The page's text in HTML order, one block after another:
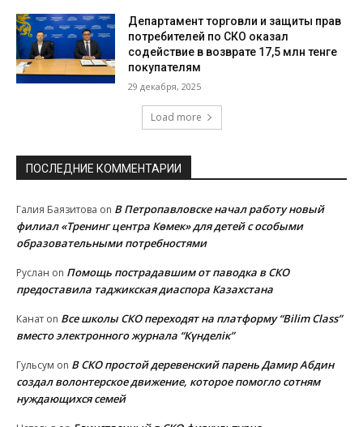
Департамент торговли и защиты прав
потребителей по СКО оказал
содействие в возврате 17,5 млн тенге
покупателям
29 декабря, 2025
Load more
ПОСЛЕДНИЕ КОММЕНТАРИИ
Галия Баязитова on В Петропавловске начал работу новый
филиал «Тренинг центра Көмек» для детей с особыми
образовательными потребностями
Руслан on Помощь пострадавшим от паводка в СКО
предоставила таджикская диаспора Казахстана
Канат on Все школы СКО переходят на платформу “Bilim Class”
вместо электронного журнала “Күнделік”
Гульсум on В СКО простой деревенский парень Дамир Абдин
создал волонтерское движение, которое помогло сотням
нуждающихся семей